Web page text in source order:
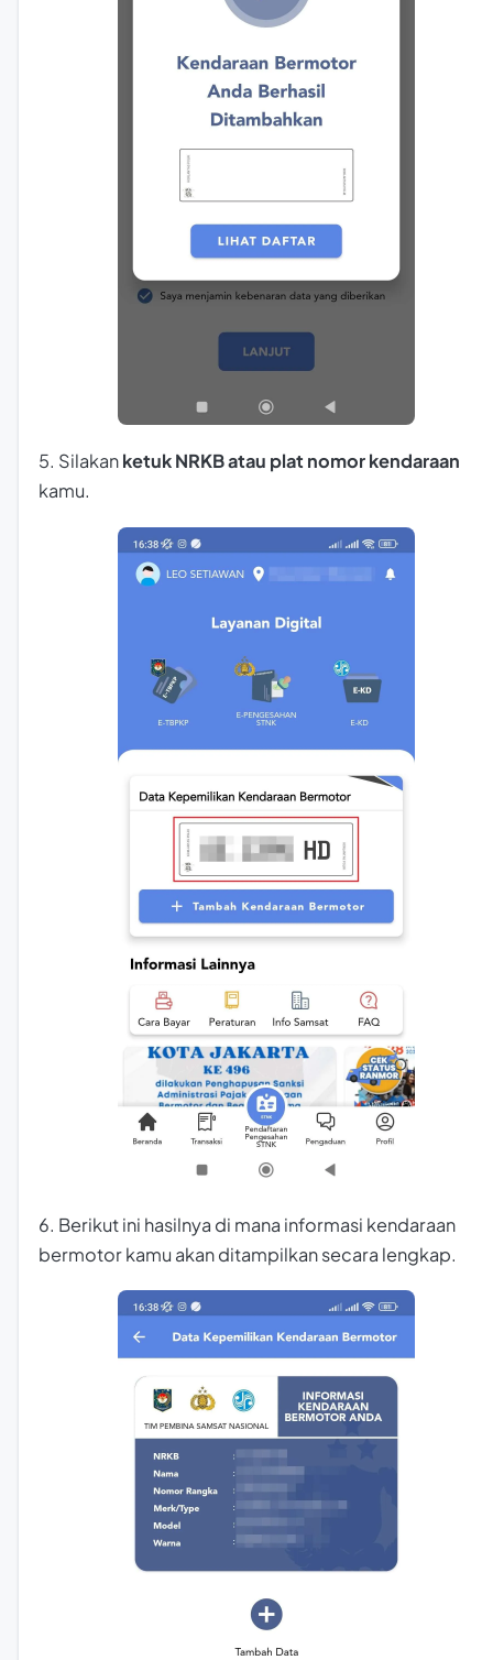
5. Silakanketuk NRKB atau plat nomor kendaraan
kamu.
6. Berikut ini hasilnya di mana informasi kendaraan
bermotor kamu akan ditampilkan secara lengkap.